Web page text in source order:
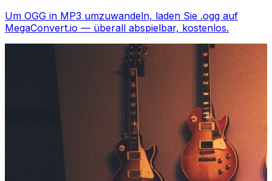
Um OGG in MP3 umzuwandeln, laden Sie .ogg auf
MegaConvert.io — überall abspielbar, kostenlos.